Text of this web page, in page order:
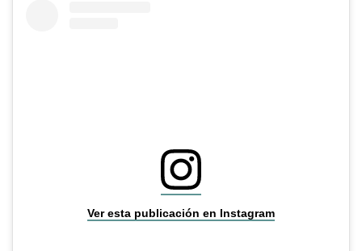
Ver esta publicación en Instagram